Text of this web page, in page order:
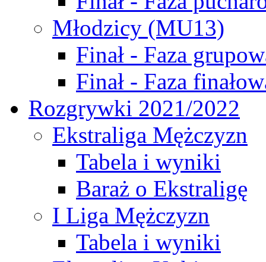
Młodzicy (MU13)
Finał - Faza
Finał - Faza
Rozgrywki 2021/2022
Ekstraliga Mężczyzn
Tabela i wyniki
Baraż o Ekstraligę
I Liga Mężczyzn
Tabela i wyniki